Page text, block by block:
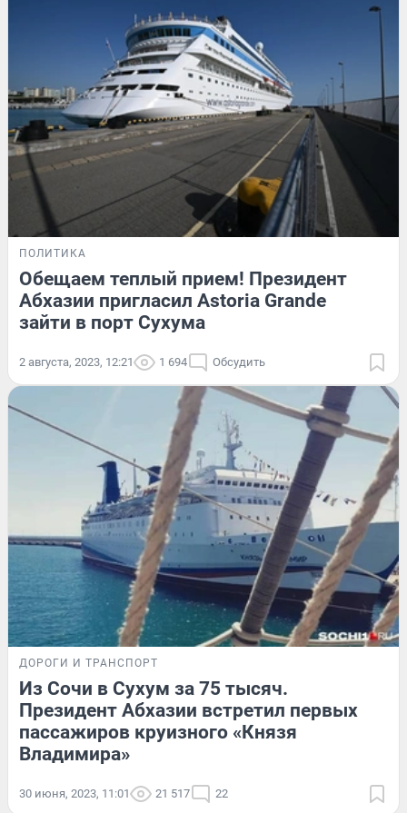
ПОЛИТИКА
Обещаем теплый прием! Президент
Абхазии пригласил Astoria Grande
зайти в порт Сухума
2 августа, 2023, 12:21 1 694 Обсудить
ДОРОГИ И ТРАНСПОРТ
Из Сочи в Сухум за 75 тысяч.
Президент Абхазии встретил первых
пассажиров круизного «Князя
Владимира»
30 июня, 2023, 11:01 21 517 22